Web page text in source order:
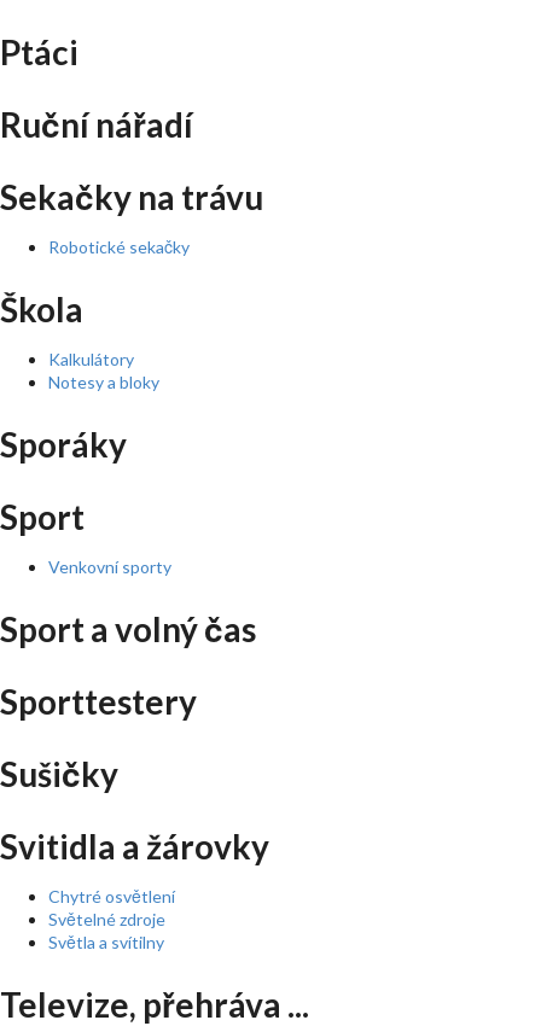
Ptáci
Ruční nářadí
Sekačky na trávu
Robotické sekačky
Škola
Kalkulátory
Notesy a bloky
Sporáky
Sport
Venkovní sporty
Sport a volný čas
Sporttestery
Sušičky
Svitidla a žárovky
Chytré osvětlení
Světelné zdroje
Světla a svítilny
Televize, přehráva ...